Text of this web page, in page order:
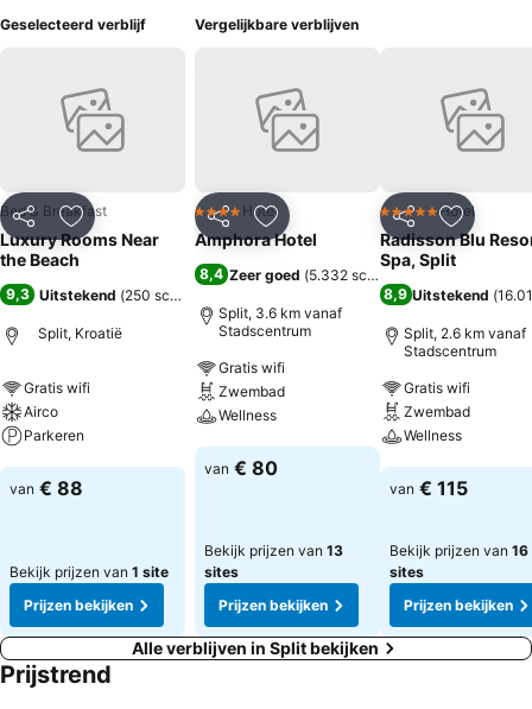
Geselecteerd verblijf
Delen Toevoegen aan favorieten
Bed & Breakfast
Luxury Rooms Near
the Beach
9,3 Uitstekend (250 scores
Split, Kroatië
Gratis wifi
Airco
Parkeren
Prijzen bekijken
van € 88
Bekijk prijzen van 1 site
Prijzen bekijken
Vergelijkbare verblijven
Delen Toevoegen aan favorieten
4 SterrenHotel
Amphora Hotel
8,4 Zeer goed (5.332 scores
Split, 3.6 km vanaf
Stadscentrum
Gratis wifi
Zwembad
Wellness
Prijzen bekijken
van € 80
Bekijk prijzen van 13
sites
Prijzen bekijken
Delen
5 Sterren Hotel
Radisson Blu
Spa, Split
8,9 Uitstekend (
Split, 2.6 km vanaf
Stadscentrum
Gratis wifi
Zwembad
Wellness
Prijzen bekijken
van € 115
Bekijk prijzen van 16
sites
Prijzen bekijken
Alle verblijven in Split bekijken
Prijstrend